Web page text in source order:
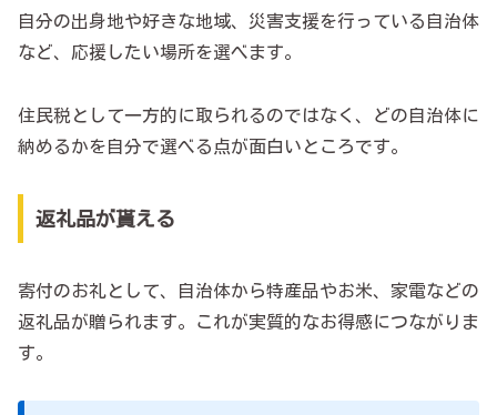
自分の出身地や好きな地域、災害支援を行っている自治体
など、応援したい場所を選べます。
住民税として一方的に取られるのではなく、どの自治体に
納めるかを自分で選べる点が面白いところです。
返礼品が貰える
寄付のお礼として、自治体から特産品やお米、家電などの
返礼品が贈られます。これが実質的なお得感につながりま
す。